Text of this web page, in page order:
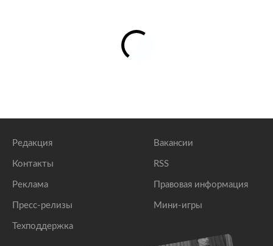
Редакция
Контакты
Реклама
Пресс-релизы
Техподдержка
Вакансии
RSS
Правовая информация
Мини-игры